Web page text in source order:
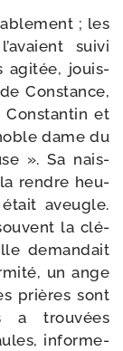
; les
sui­vi
agi­tée, jouis­
Constance,
et
dame du
». Sa nais­
la rendre heu­
aveugle.
la clé­
deman­dait
un ange
prières sont
a trou­vées
informe-​